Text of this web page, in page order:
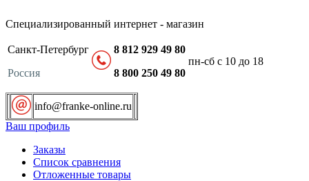
Специализированный интернет - магазин
Санкт-Петербург
Россия
8 812 929 49 80
8 800 250 49 80
пн-сб с 10 до 18
info@franke-online.ru
Ваш профиль
Заказы
Список сравнения
Отложенные товары